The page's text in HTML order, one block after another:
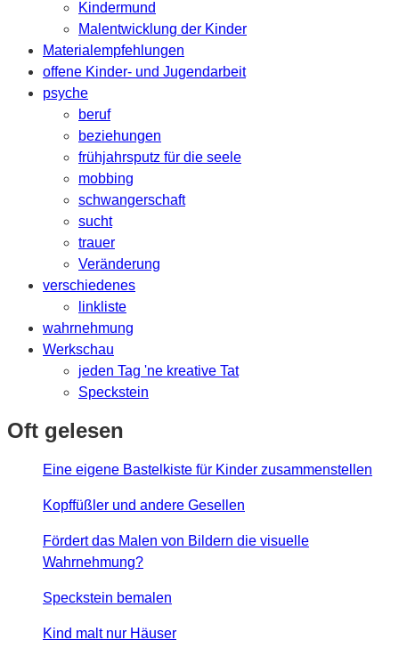
Kindermund
Malentwicklung der Kinder
Materialempfehlungen
offene Kinder- und Jugendarbeit
psyche
beruf
beziehungen
frühjahrsputz für die seele
mobbing
schwangerschaft
sucht
trauer
Veränderung
verschiedenes
linkliste
wahrnehmung
Werkschau
jeden Tag 'ne kreative Tat
Speckstein
Oft gelesen
Eine eigene Bastelkiste für Kinder zusammenstellen
Kopffüßler und andere Gesellen
Fördert das Malen von Bildern die visuelle
Wahrnehmung?
Speckstein bemalen
Kind malt nur Häuser